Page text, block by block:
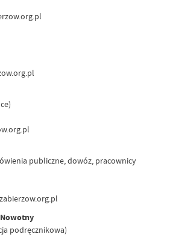
publiczne, dowóz, pracownicy
podręcznikowa)